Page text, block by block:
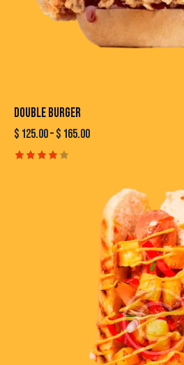
DOUBLE BURGER
$ 125.00–$ 165.00